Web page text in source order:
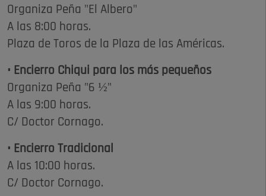
Organiza Peña "El Albero"
A las 8:00 horas.
Plaza de Toros de la Plaza de las Américas.
• Encierro Chiqui para los más pequeños
Organiza Peña "6 ½"
A las 9:00 horas.
C/ Doctor Cornago.
• Encierro Tradicional
A las 10:00 horas.
C/ Doctor Cornago.